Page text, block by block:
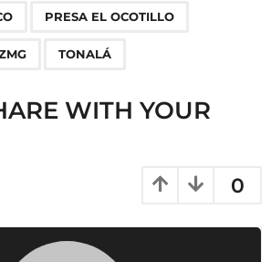
PRESA EL OCOTILLO
TONALÁ
WITH YOUR
0